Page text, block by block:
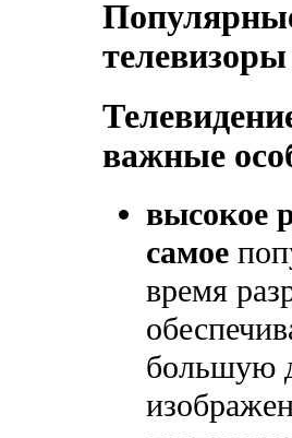
телевизоры
важные
высокое
самое
время
большую